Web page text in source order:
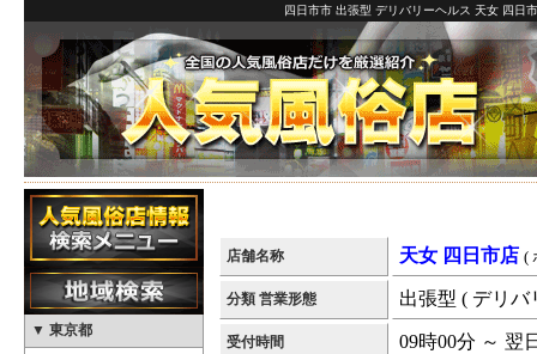
四日市市 出張型 デリバリーヘルス 天女 四日
▼ 東京都
店舗名称 天女 四日市店 (
分類 営業形態 出張型 ( デリバ
受付時間 09時00分 ～ 翌